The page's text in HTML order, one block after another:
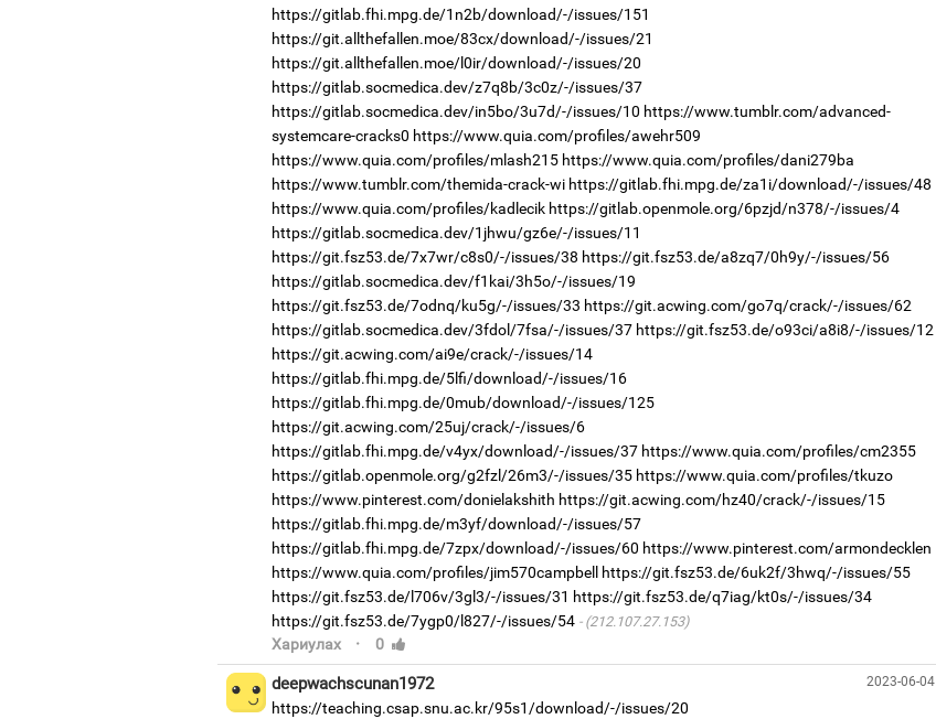
https://gitlab.fhi.mpg.de/1n2b/download/-/issues/151
https://git.allthefallen.moe/83cx/download/-/issues/21
https://git.allthefallen.moe/l0ir/download/-/issues/20
https://gitlab.socmedica.dev/z7q8b/3c0z/-/issues/37
https://gitlab.socmedica.dev/in5bo/3u7d/-/issues/10 https://www.tumblr.com/advanced-
systemcare-cracks0 https://www.quia.com/profiles/awehr509
https://www.quia.com/profiles/mlash215 https://www.quia.com/profiles/dani279ba
https://www.tumblr.com/themida-crack-wi https://gitlab.fhi.mpg.de/za1i/download/-/issues/48
https://www.quia.com/profiles/kadlecik https://gitlab.openmole.org/6pzjd/n378/-/issues/4
https://gitlab.socmedica.dev/1jhwu/gz6e/-/issues/11
https://git.fsz53.de/7x7wr/c8s0/-/issues/38 https://git.fsz53.de/a8zq7/0h9y/-/issues/56
https://gitlab.socmedica.dev/f1kai/3h5o/-/issues/19
https://git.fsz53.de/7odnq/ku5g/-/issues/33 https://git.acwing.com/go7q/crack/-/issues/62
https://gitlab.socmedica.dev/3fdol/7fsa/-/issues/37 https://git.fsz53.de/o93ci/a8i8/-/issues/12
https://git.acwing.com/ai9e/crack/-/issues/14
https://gitlab.fhi.mpg.de/5lfi/download/-/issues/16
https://gitlab.fhi.mpg.de/0mub/download/-/issues/125
https://git.acwing.com/25uj/crack/-/issues/6
https://gitlab.fhi.mpg.de/v4yx/download/-/issues/37 https://www.quia.com/profiles/cm2355
https://gitlab.openmole.org/g2fzl/26m3/-/issues/35 https://www.quia.com/profiles/tkuzo
https://www.pinterest.com/donielakshith https://git.acwing.com/hz40/crack/-/issues/15
https://gitlab.fhi.mpg.de/m3yf/download/-/issues/57
https://gitlab.fhi.mpg.de/7zpx/download/-/issues/60 https://www.pinterest.com/armondecklen
https://www.quia.com/profiles/jim570campbell
https://git.fsz53.de/6uk2f/3hwq/-/issues/55
https://git.fsz53.de/l706v/3gl3/-/issues/31 https://git.fsz53.de/q7iag/kt0s/-/issues/34
https://git.fsz53.de/7ygp0/l827/-/issues/54
(212.107.27.153)
Хариулах · 0
2023-06-04
deepwachscunan1972
https://teaching.csap.snu.ac.kr/95s1/download/-/issues/20